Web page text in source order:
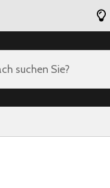
suchen Sie?